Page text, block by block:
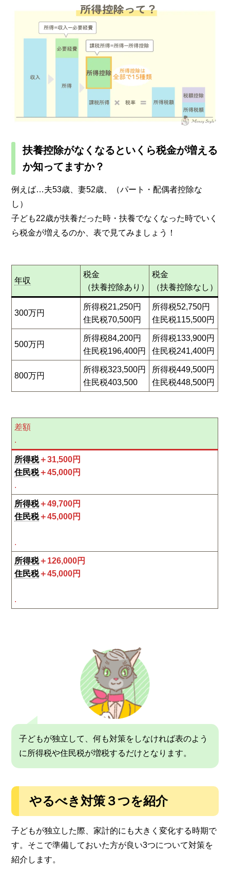
扶養控除がなくなるといくら税金が増え る
か知ってますか？
例えば…夫53歳、妻52歳、（パート・配偶者控除な
し）
子ども22歳が扶養だった時・扶養でなくなった時でいく
ら税金が増えるのか、表で見てみましょう！
年収
税金
（扶養控除あり）
税金
（扶養控除なし）
300万円
所得税21,250円
住民税70,500円
所得税52,750円
住民税115,500円
500万円
所得税84,200円
住民税196,400円
所得税133,900円
住民税241,400円
800万円
所得税323,500円
住民税403,500
所得税449,500円
住民税448,500円
差額
.
所得税＋31,500円
住民税＋45,000円
.
所得税＋49,700円
住民税＋45,000円
.
所得税＋126,000円
住民税＋45,000円
.
子どもが独立して、何も対策をしなければ表のよう
に所得税や住民税が増税するだけとなります。
やるべき対策３つを紹介
子どもが独立した際、家計的にも大きく変化する時期で
す。そこで準備しておいた方が良い3つについて対策を
紹介します。